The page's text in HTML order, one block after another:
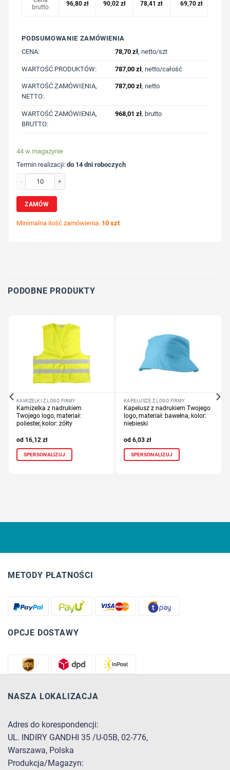
brutto
96,80 zł 90,02 zł 78,41zł 69,70zł
PODSUMOWANIE ZAMÓWIENIA
CENA:
78,70 zł, netto/szt
WARTOŚĆ PRODUKTÓW: 787,00 zł, netto/całość
WARTOŚĆ ZAMÓWIENIA,
NETTO:
787,00 zł, netto
WARTOŚĆ ZAMÓWIENIA,
BRUTTO:
968,01 zł, brutto
44 w magazynie
Termin realizacji:do 14 dni roboczych
ZAMÓW
Minimalna ilość zamówienia: 10 szt
PODOBNE PRODUKTY
KAMIZELKI Z LOGO FIRMY
Kamizelka z nadrukiem
Twojego logo, materiał:
poliester, kolor: żółty
16,12 zł
SPERSONALIZUJ
KAPELUSZE Z LOGO FIRMY
Kapelusz z nadrukiem Twojego
logo, materiał: bawełna, kolor:
niebieski
6,03 zł
SPERSONALIZUJ
METODY PŁATNOŚCI
OPCJE DOSTAWY
NASZA LOKALIZACJA
Adres do korespondencji:
UL. INDIRY GANDHI 35 /U-05B, 02-776,
Warszawa, Polska
Produkcja/Magazyn: